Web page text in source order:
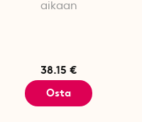
aikaan
38.15 €
Osta